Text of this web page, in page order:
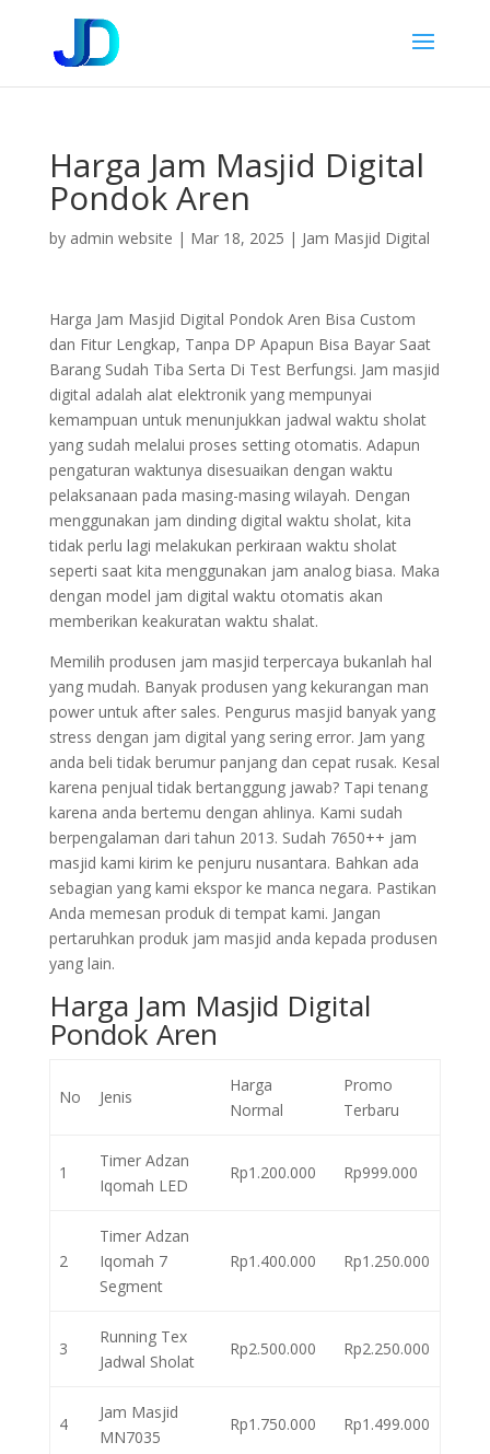
Harga Jam Masjid Digital
Pondok Aren
by admin website | Mar 18, 2025 | Jam Masjid Digital
Harga Jam Masjid Digital Pondok Aren Bisa Custom
dan Fitur Lengkap, Tanpa DP Apapun Bisa Bayar Saat
Barang Sudah Tiba Serta Di Test Berfungsi. Jam masjid
digital adalah alat elektronik yang mempunyai
kemampuan untuk menunjukkan jadwal waktu sholat
yang sudah melalui proses setting otomatis. Adapun
pengaturan waktunya disesuaikan dengan waktu
pelaksanaan pada masing-masing wilayah. Dengan
menggunakan jam dinding digital waktu sholat, kita
tidak perlu lagi melakukan perkiraan waktu sholat
seperti saat kita menggunakan jam analog biasa. Maka
dengan model jam digital waktu otomatis akan
memberikan keakuratan waktu shalat.
Memilih produsen jam masjid terpercaya bukanlah hal
yang mudah. Banyak produsen yang kekurangan man
power untuk after sales. Pengurus masjid banyak yang
stress dengan jam digital yang sering error. Jam yang
anda beli tidak berumur panjang dan cepat rusak. Kesal
karena penjual tidak bertanggung jawab? Tapi tenang
karena anda bertemu dengan ahlinya. Kami sudah
berpengalaman dari tahun 2013. Sudah 7650++ jam
masjid kami kirim ke penjuru nusantara. Bahkan ada
sebagian yang kami ekspor ke manca negara. Pastikan
Anda memesan produk di tempat kami. Jangan
pertaruhkan produk jam masjid anda kepada produsen
yang lain.
Harga Jam Masjid Digital
Pondok Aren
No Jenis
Harga
Normal
Promo
Terbaru
1
Timer Adzan
Iqomah LED
Rp1.200.000 Rp999.000
2
Timer Adzan
Iqomah 7
Segment
Rp1.400.000 Rp1.250.000
3
Running Tex
Jadwal Sholat
Rp2.500.000 Rp2.250.000
4
Jam Masjid
MN7035
Rp1.750.000 Rp1.499.000